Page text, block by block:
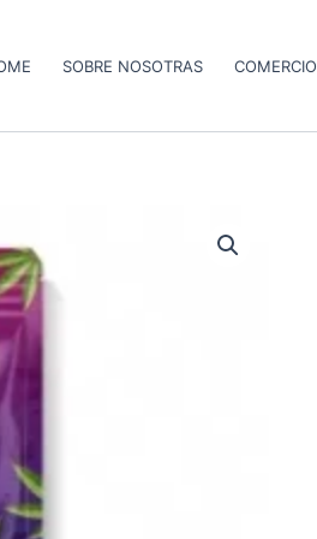
SOBRE NOSOTRAS COMERCIO